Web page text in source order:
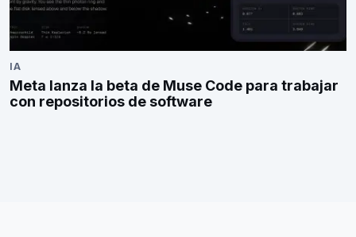
IA
Meta lanza la beta de Muse Code para trabajar
con repositorios de software